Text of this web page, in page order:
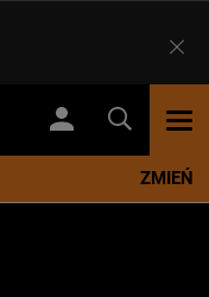
ZMIEŃ